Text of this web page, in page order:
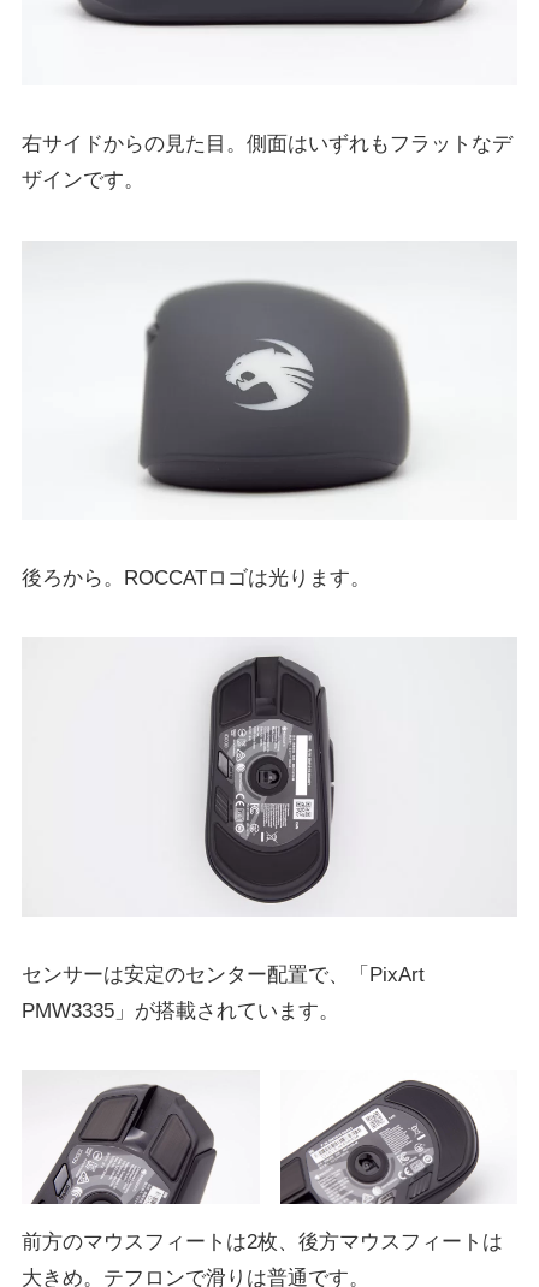
右サイドからの見た目。側面はいずれもフラットなデ
ザインです。
後ろから。ROCCATロゴは光ります。
センサーは安定のセンター配置で、「PixArt
PMW3335」が搭載されています。
前方のマウスフィートは2枚、後方マウスフィートは
大きめ。テフロンで滑りは普通です。